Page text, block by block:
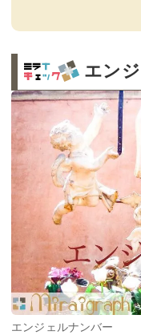
エン
エンジェルナンバー